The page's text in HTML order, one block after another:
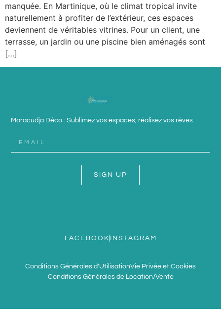
manquée. En Martinique, où le climat tropical invite
naturellement à profiter de l’extérieur, ces espaces
deviennent de véritables vitrines. Pour un client, une
terrasse, un jardin ou une piscine bien aménagés sont
[…]
Maracudja Déco : Sublimez vos espaces, réalisez vos rêves.
SIGN UP
FACEBOOK INSTAGRAM
Conditions Générales d'UtilisationVie Privée et Cookies
Conditions Générales de Location/Vente